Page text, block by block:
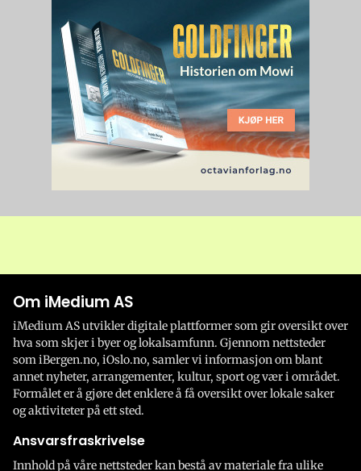
Om iMedium AS
iMedium AS utvikler digitale plattformer som gir oversikt over
hva som skjer i byer og lokalsamfunn. Gjennom nettsteder
som iBergen.no, iOslo.no, samler vi informasjon om blant
annet nyheter, arrangementer, kultur, sport og vær i området.
Formålet er å gjøre det enklere å få oversikt over lokale saker
og aktiviteter på ett sted.
Ansvarsfraskrivelse
Innhold på våre nettsteder kan bestå av materiale fra ulike